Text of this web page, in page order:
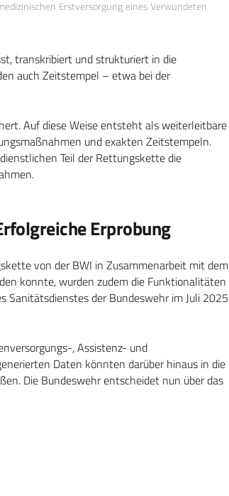
Erstversorgung eines Verwundeten.
transkribiert und strukturiert in die
auch Zeitstempel – etwa bei der
Auf diese Weise entsteht als weiterleitbare
und exakten Zeitstempeln.
Teil der Rettungskette die
Erprobung
von der BWI in Zusammenarbeit mit dem
konnte, wurden zudem die Funktionalitäten
Sanitätsdienstes der Bundeswehr im Juli 2025
, Assistenz- und
Daten könnten darüber hinaus in die
Die Bundeswehr entscheidet nun über das